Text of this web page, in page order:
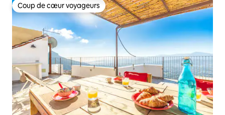
Coup de cœur voyageurs
Coup de cœur voyageurs